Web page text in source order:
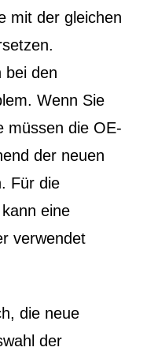
mit der gleichen
bei den
Wenn Sie
müssen die OE-
der neuen
Für die
eine
verwendet
die neue
der